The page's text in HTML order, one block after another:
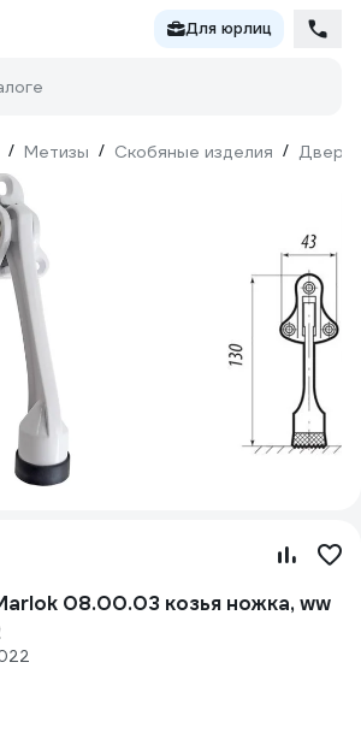
Для юрлиц
/ Метизы / Скобяные изделия /
08.00.03 козья ножка, ww